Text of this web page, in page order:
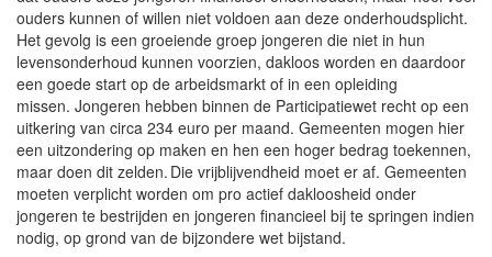
ouders kunnen of willen niet voldoen aan deze onderhoudsplicht.
Het gevolg is een groeiende groep jongeren die niet in hun
levensonderhoud kunnen voorzien, dakloos worden en daardoor
een goede start op de arbeidsmarkt of in een opleiding
missen. Jongeren hebben binnen de Participatiewet recht op een
uitkering van circa 234 euro per maand. Gemeenten mogen hier
een uitzondering op maken en hen een hoger bedrag toekennen,
maar doen dit zelden. Die vrijblijvendheid moet er af. Gemeenten
moeten verplicht worden om pro actief dakloosheid onder
jongeren te bestrijden en jongeren financieel bij te springen indien
nodig, op grond van de bijzondere wet bijstand.